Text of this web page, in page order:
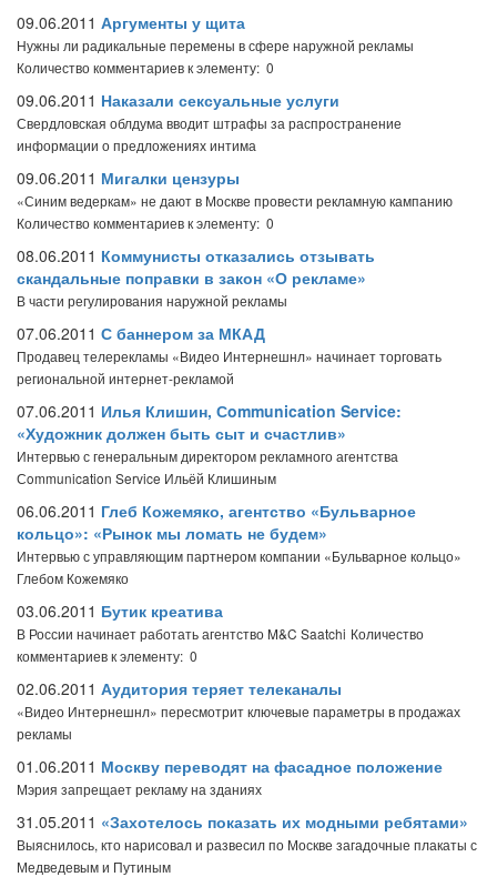
09.06.2011 Аргументы у щита
Нужны ли радикальные перемены в сфере наружной рекламы
Количество комментариев к элементу: 0
09.06.2011 Наказали сексуальные услуги
Свердловская облдума вводит штрафы за распространение
информации о предложениях интима
09.06.2011 Мигалки цензуры
«Синим ведеркам» не дают в Москве провести рекламную кампанию
Количество комментариев к элементу: 0
08.06.2011 Коммунисты отказались отзывать
скандальные поправки в закон «О рекламе»
В части регулирования наружной рекламы
07.06.2011 С баннером за МКАД
Продавец телерекламы «Видео Интернешнл» начинает торговать
региональной интернет-рекламой
07.06.2011 Илья Клишин, Сommunication Service:
«Художник должен быть сыт и счастлив»
Интервью с генеральным директором рекламного агентства
Сommunication Service Ильёй Клишиным
06.06.2011 Глеб Кожемяко, агентство «Бульварное
кольцо»: «Рынок мы ломать не будем»
Интервью с управляющим партнером компании «Бульварное кольцо»
Глебом Кожемяко
03.06.2011 Бутик креатива
В России начинает работать агентство M&C Saatchi Количество
комментариев к элементу: 0
02.06.2011 Аудитория теряет телеканалы
«Видео Интернешнл» пересмотрит ключевые параметры в продажах
рекламы
01.06.2011 Москву переводят на фасадное положение
Мэрия запрещает рекламу на зданиях
31.05.2011 «Захотелось показать их модными ребятами»
Выяснилось, кто нарисовал и развесил по Москве загадочные плакаты с
Медведевым и Путиным